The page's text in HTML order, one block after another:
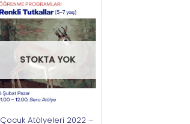
STOKTA YOK
Çocuk Atölyeleri 2022 –